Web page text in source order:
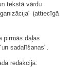
tekstā vārdu
(attiecīgā
pirmās daļas
sadalīšanas".
redakcijā: